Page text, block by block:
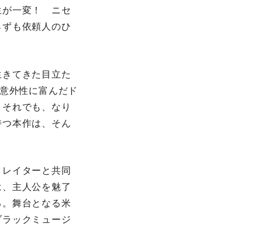
が一変！ ニセ
も依頼人のひ
てきた目立た
外性に富んだド
れでも、なり
本作は、そん
イターと共同
主人公を魅了
舞台となる米
ックミュージ